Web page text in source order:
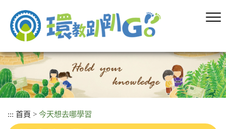
容
區
塊
::: 首頁 > 今天想去哪學習